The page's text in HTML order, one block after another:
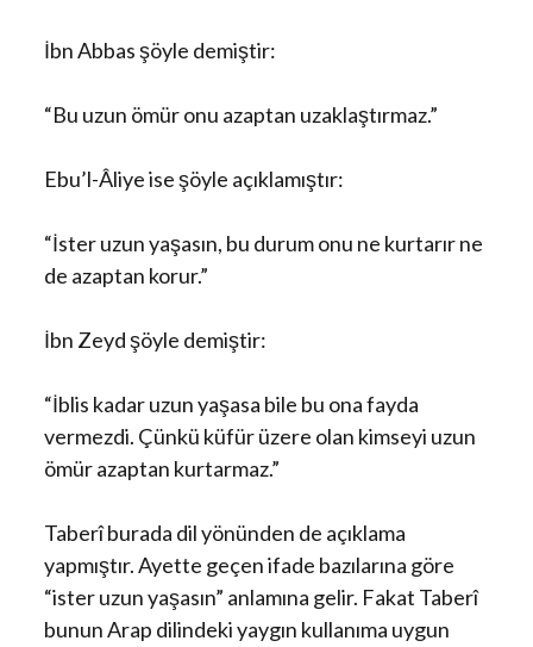
İbn Abbas şöyle demiştir:
“Bu uzun ömür onu azaptan uzaklaştırmaz.”
Ebu’l-Âliye ise şöyle açıklamıştır:
“İster uzun yaşasın, bu durum onu ne kurtarır ne
de azaptan korur.”
İbn Zeyd şöyle demiştir:
“İblis kadar uzun yaşasa bile bu ona fayda
vermezdi. Çünkü küfür üzere olan kimseyi uzun
ömür azaptan kurtarmaz.”
Taberî burada dil yönünden de açıklama
yapmıştır. Ayette geçen ifade bazılarına göre
“ister uzun yaşasın” anlamına gelir. Fakat Taberî
bunun Arap dilindeki yaygın kullanıma uygun